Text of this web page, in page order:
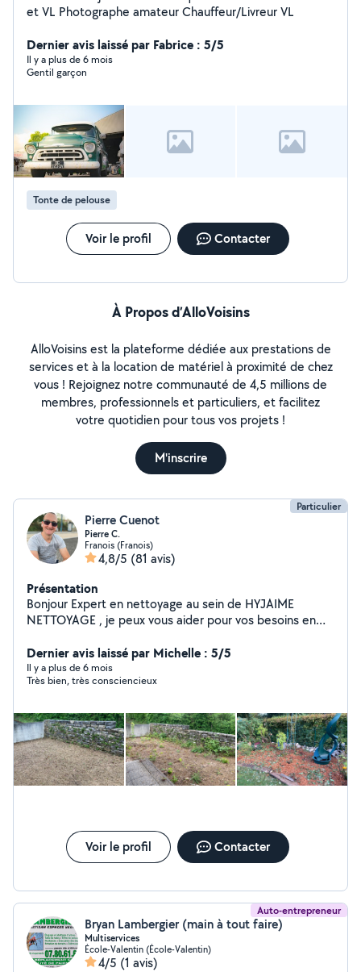
et VL Photographe amateur Chauffeur/Livreur VL
Dernier avis laissé par Fabrice : 5/5
Il y a plus de 6 mois
Gentil garçon
Tonte de pelouse
Voir le profil Contacter
À Propos d’AlloVoisins
AlloVoisins est la plateforme dédiée aux prestations de
services et à la location de matériel à proximité de chez
vous ! Rejoignez notre communauté de 4,5 millions de
membres, professionnels et particuliers, et facilitez
votre quotidien pour tous vos projets !
M'inscrire
Particulier
Pierre Cuenot
Pierre C.
Franois (Franois)
4,8/5 (81 avis)
Présentation
Bonjour Expert en nettoyage au sein de HYJAIME
NETTOYAGE , je peux vous aider pour vos besoins en
Nettoyage de vitres - Nettoyage canapés, matelas ,
tapis,moquette(shampouineuse professionnelle) -
Nettoyage de logement pour vente ou avant location -
FRANCHE COMTÉ) - Nettoyage de terrasses - autres : j
étudie toute proposition
Dernier avis laissé par Michelle : 5/5
Il y a plus de 6 mois
Très bien, très consciencieux
Voir le profil Contacter
Auto-entrepreneur
Bryan Lambergier (main à tout faire)
Multiservices
École-Valentin (École-Valentin)
4/5 (1 avis)